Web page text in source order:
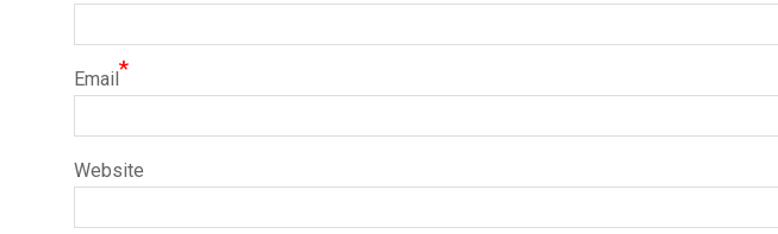
Email*
Website